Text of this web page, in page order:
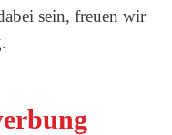
sein, freuen wir